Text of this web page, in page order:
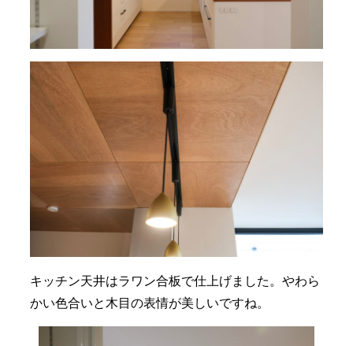
キッチン天井はラワン合板で仕上げました。やわら
かい色合いと木目の表情が美しいですね。